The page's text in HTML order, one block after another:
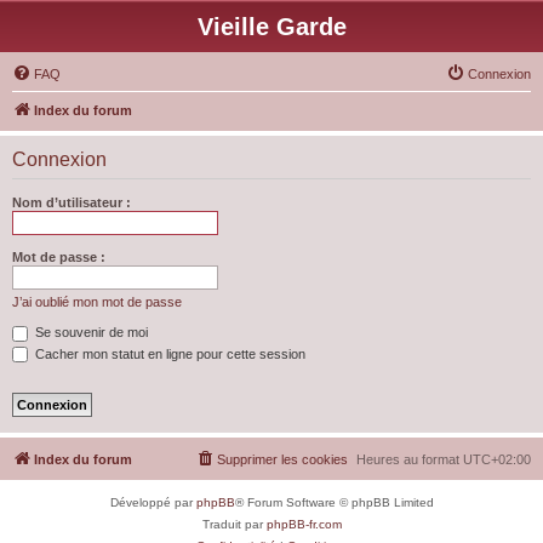
Vieille Garde
FAQ Connexion
Index du forum
Connexion
Nom d’utilisateur :
Mot de passe :
J’ai oublié mon mot de passe
Se souvenir de moi
Cacher mon statut en ligne pour cette session
Index du forum Heures au format UTC+02:00
Supprimer les cookies
Développé parphpBB® Forum Software © phpBB Limited
Traduit parphpBB-fr.com